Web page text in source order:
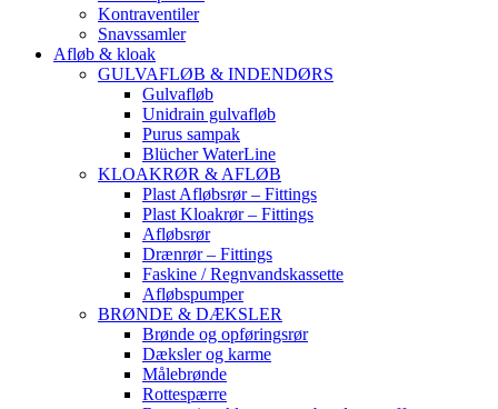
Kontraventiler
Snavssamler
Afløb & kloak
GULVAFLØB & INDENDØRS
Gulvafløb
Unidrain gulvafløb
Purus sampak
Blücher WaterLine
KLOAKRØR & AFLØB
Plast Afløbsrør – Fittings
Plast Kloakrør – Fittings
Afløbsrør
Drænrør – Fittings
Faskine / Regnvandskassette
Afløbspumper
BRØNDE & DÆKSLER
Brønde og opføringsrør
Dæksler og karme
Målebrønde
Rottespærre